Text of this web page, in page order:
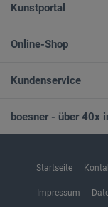
Kunstportal
Online-Shop
Kundenservice
boesner - über 40x
Startseite
Impressum